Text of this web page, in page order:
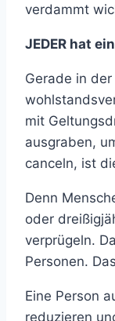
verdammt
JEDER hat
Gerade in
mit
ausgraben,
canceln, ist
Denn
oder
verprügeln.
Personen.
Eine Person
reduzieren